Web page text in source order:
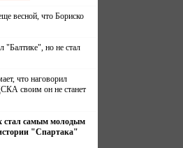
весной, что Бориско
"Балтике", но не стал
что наговорил
своим он не станет
стал самым молодым
"Спартака"